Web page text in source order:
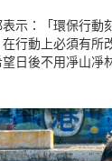
示：「環保行動
在行動上必須有所
日後不用凈山凈